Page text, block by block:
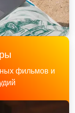
фильмов и